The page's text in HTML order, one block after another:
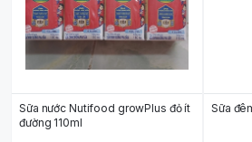
Sữa nước Nutifood growPlus đỏ ít
đường 110ml
Sữa